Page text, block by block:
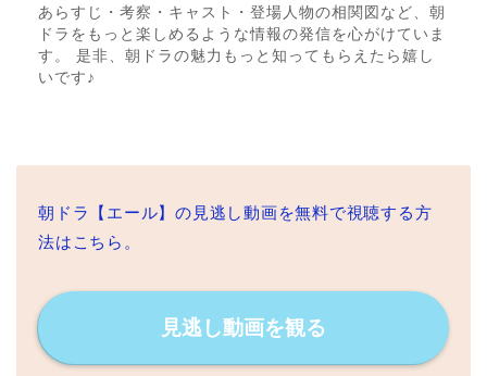
あらすじ・考察・キャスト・登場人物の相関図など、朝
ドラをもっと楽しめるような情報の発信を心がけていま
す。 是非、朝ドラの魅力もっと知ってもらえたら嬉し
いです♪
朝ドラ【エール】の見逃し動画を無料で視聴する方
法はこちら。
見逃し動画を観る